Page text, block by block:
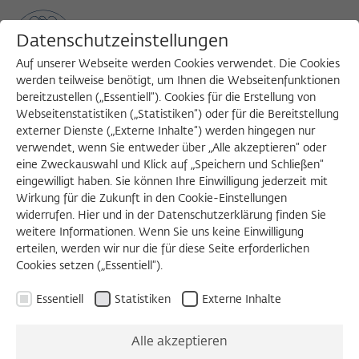
MENU
Search
Datenschutzeinstellungen
Auf unserer Webseite werden Cookies verwendet. Die Cookies
werden teilweise benötigt, um Ihnen die Webseitenfunktionen
bereitzustellen („Essentiell“). Cookies für die Erstellung von
Webseitenstatistiken („Statistiken“) oder für die Bereitstellung
externer Dienste („Externe Inhalte“) werden hingegen nur
verwendet, wenn Sie entweder über „Alle akzeptieren“ oder
eine Zweckauswahl und Klick auf „Speichern und Schließen“
eingewilligt haben. Sie können Ihre Einwilligung jederzeit mit
Wirkung für die Zukunft in den Cookie-Einstellungen
widerrufen. Hier und in der Datenschutzerklärung finden Sie
weitere Informationen. Wenn Sie uns keine Einwilligung
erteilen, werden wir nur die für diese Seite erforderlichen
Cookies setzen („Essentiell“).
Essentiell Statistiken Externe Inhalte
Alle akzeptieren